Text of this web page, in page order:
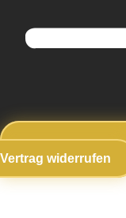
Vertrag widerrufen